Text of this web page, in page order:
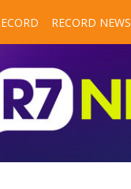
RECORD NEWS